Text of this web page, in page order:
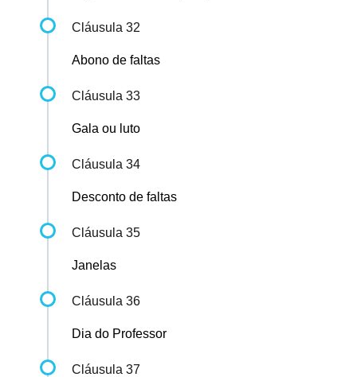
Cláusula 32
Abono de faltas
Cláusula 33
Gala ou luto
Cláusula 34
Desconto de faltas
Cláusula 35
Janelas
Cláusula 36
Dia do Professor
Cláusula 37